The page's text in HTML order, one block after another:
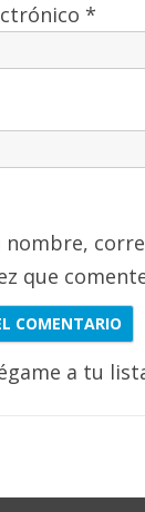
*
nombre,
que
a tu